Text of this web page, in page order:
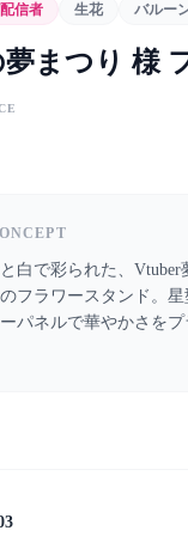
信者 生花 バルー
まつり 様
白で彩られた、Vtuber
フラワースタンド。星
パネルで華やかさをプ